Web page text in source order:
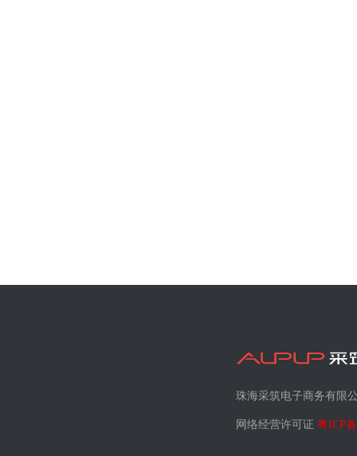
珠海采筑电子商务有限
网络经营许可证 粤ICP